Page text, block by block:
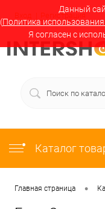
Данный
(Политика
Я согласен с
Вход Регистрация
Каталог
Главная страница •